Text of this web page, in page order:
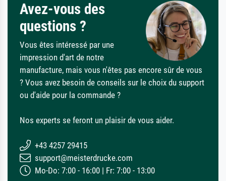
Avez-vous des
questions ?
Vous êtes intéressé par une
impression d'art de notre
manufacture, mais vous n'êtes pas encore sûr de vous
? Vous avez besoin de conseils sur le choix du support
ou d'aide pour la commande ?
Nos experts se feront un plaisir de vous aider.
+43 4257 29415
support@meisterdrucke.com
Mo-Do: 7:00 - 16:00 | Fr: 7:00 - 13:00